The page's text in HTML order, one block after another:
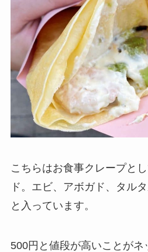
こちらはお食事クレープと
ド。エビ、アボガド、タル
と入っています。
500円と値段が高いことが